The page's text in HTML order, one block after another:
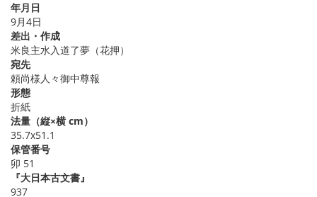
年月日
9月4日
差出・作成
米良主水入道了夢（花押）
宛先
頼尚様人々御中尊報
形態
折紙
法量（縦×横 cm）
35.7x51.1
保管番号
卯 51
『大日本古文書』
937